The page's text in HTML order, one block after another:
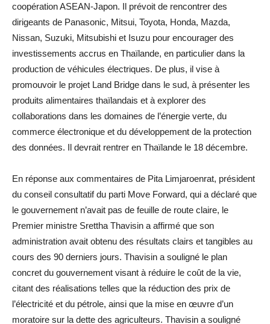
coopération ASEAN-Japon. Il prévoit de rencontrer des
dirigeants de Panasonic, Mitsui, Toyota, Honda, Mazda,
Nissan, Suzuki, Mitsubishi et Isuzu pour encourager des
investissements accrus en Thaïlande, en particulier dans la
production de véhicules électriques. De plus, il vise à
promouvoir le projet Land Bridge dans le sud, à présenter les
produits alimentaires thaïlandais et à explorer des
collaborations dans les domaines de l’énergie verte, du
commerce électronique et du développement de la protection
des données. Il devrait rentrer en Thaïlande le 18 décembre.
En réponse aux commentaires de Pita Limjaroenrat, président
du conseil consultatif du parti Move Forward, qui a déclaré que
le gouvernement n’avait pas de feuille de route claire, le
Premier ministre Srettha Thavisin a affirmé que son
administration avait obtenu des résultats clairs et tangibles au
cours des 90 derniers jours. Thavisin a souligné le plan
concret du gouvernement visant à réduire le coût de la vie,
citant des réalisations telles que la réduction des prix de
l’électricité et du pétrole, ainsi que la mise en œuvre d’un
moratoire sur la dette des agriculteurs. Thavisin a souligné